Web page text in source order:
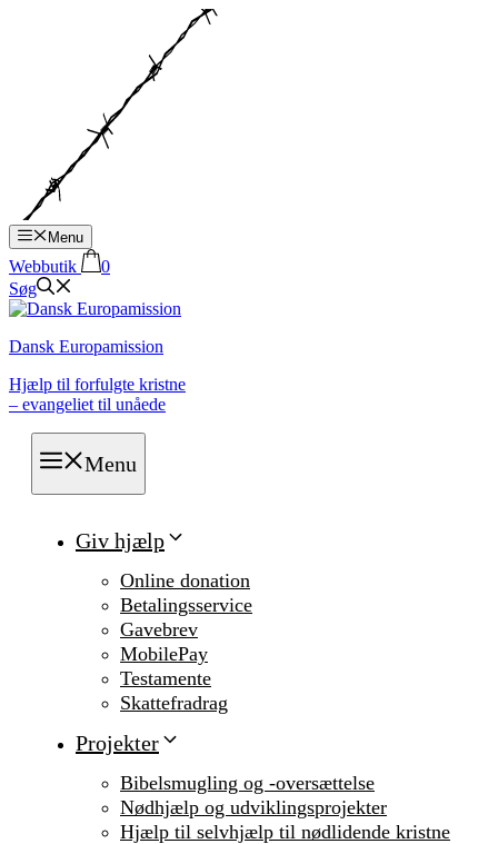
Menu
Webbutik
0
Søg
Dansk Europamission
Hjælp til forfulgte kristne
– evangeliet til unåede
Menu
Giv hjælp
Online donation
Betalingsservice
Gavebrev
MobilePay
Testamente
Skattefradrag
Projekter
Bibelsmugling og -oversættelse
Nødhjælp og udviklingsprojekter
Hjælp til selvhjælp til nødlidende kristne